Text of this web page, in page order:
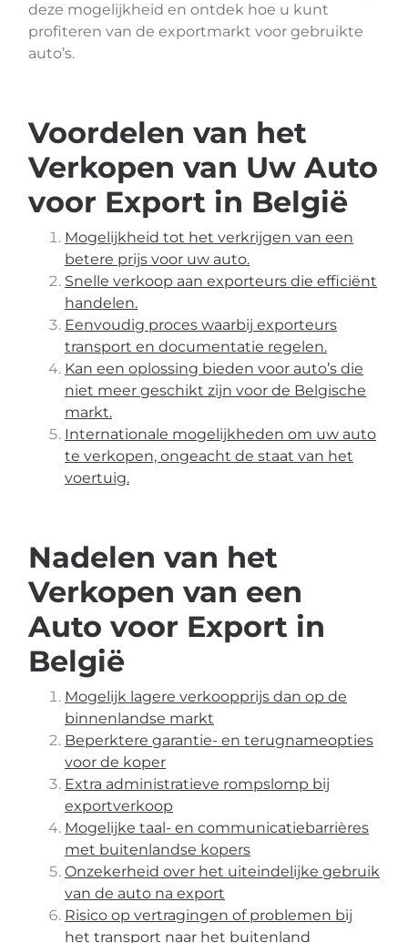
deze mogelijkheid en ontdek hoe u kunt
profiteren van de exportmarkt voor gebruikte
auto’s.
Voordelen van het
Verkopen van Uw Auto
voor Export in België
Mogelijkheid tot het verkrijgen van een
betere prijs voor uw auto.
Snelle verkoop aan exporteurs die efficiënt
handelen.
Eenvoudig proces waarbij exporteurs
transport en documentatie regelen.
Kan een oplossing bieden voor auto’s die
niet meer geschikt zijn voor de Belgische
markt.
Internationale mogelijkheden om uw auto
te verkopen, ongeacht de staat van het
voertuig.
Nadelen van het
Verkopen van een
Auto voor Export in
België
Mogelijk lagere verkoopprijs dan op de
binnenlandse markt
Beperktere garantie- en terugnameopties
voor de koper
Extra administratieve rompslomp bij
exportverkoop
Mogelijke taal- en communicatiebarrières
met buitenlandse kopers
Onzekerheid over het uiteindelijke gebruik
van de auto na export
Risico op vertragingen of problemen bij
het transport naar het buitenland